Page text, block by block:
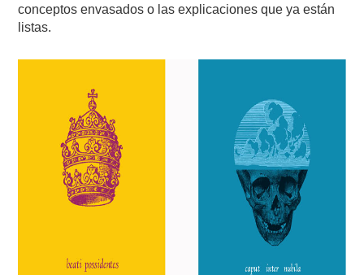
conceptos envasados o las explicaciones que ya están
listas.